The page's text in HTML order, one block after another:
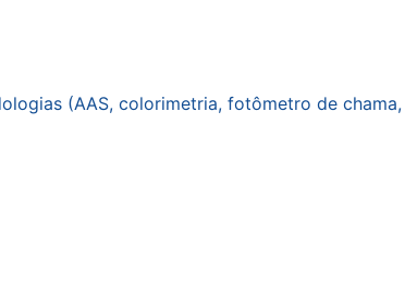
(AAS, colorimetria, fotômetro de